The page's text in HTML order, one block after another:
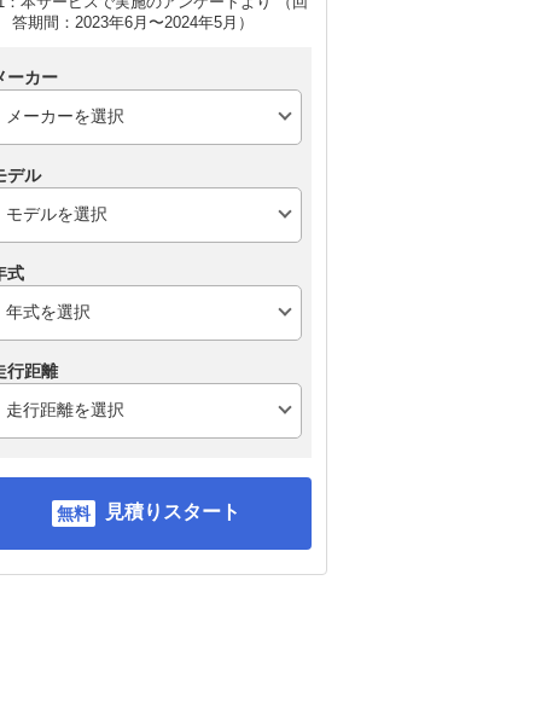
答期間：2023年6月〜2024年5月）
ーカー
デル
式
行距離
見積りスタート